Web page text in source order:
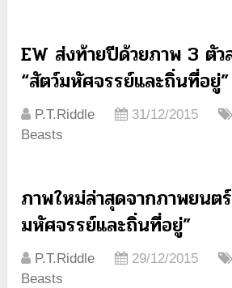
EW ส่งท้ายปีด้วยภาพ 3 ตัว
“สัตว์มหัศจรรย์และถิ่นที่อยู่”
P.T.Riddle 31/12/2015
Beasts
ภาพใหม่ล่าสุดจากภาพยนต
มหัศจรรย์และถิ่นที่อยู่”
P.T.Riddle 29/12/2015
Beasts